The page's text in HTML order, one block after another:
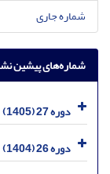
شماره جاری
شماره‌های پیشین
دوره 27 (1405)
دوره 26 (1404)